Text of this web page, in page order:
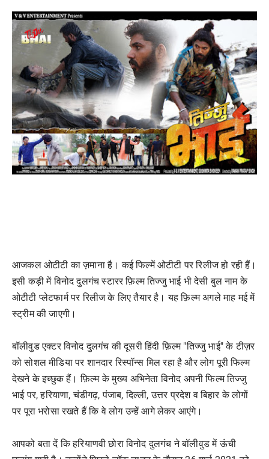
आजकल ओटीटी का ज़माना है। कई फिल्में ओटीटी पर रिलीज हो रही हैं।
इसी कड़ी में विनोद दुलगंच स्टारर फ़िल्म तिज्जु भाई भी देसी बुल नाम के
ओटीटी प्लेटफार्म पर रिलीज के लिए तैयार है। यह फ़िल्म अगले माह मई में
स्ट्रीम की जाएगी।
बॉलीवुड एक्टर विनोद दुलगंच की दूसरी हिंदी फ़िल्म "तिज्जु भाई" के टीज़र
को सोशल मीडिया पर शानदार रिस्पॉन्स मिल रहा है और लोग पूरी फिल्म
देखने के इच्छुक हैं। फ़िल्म के मुख्य अभिनेता विनोद अपनी फिल्म तिज्जु
भाई पर, हरियाणा, चंडीगढ़, पंजाब, दिल्ली, उत्तर प्रदेश व बिहार के लोगों
पर पूरा भरोसा रखते हैं कि वे लोग उन्हें आगे लेकर आएंगे।
आपको बता दें कि हरियाणवी छोरा विनोद दुलगंच ने बॉलीवुड में ऊंची